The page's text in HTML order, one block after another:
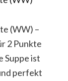
(WW) –
2 Punkte
Suppe ist
perfekt